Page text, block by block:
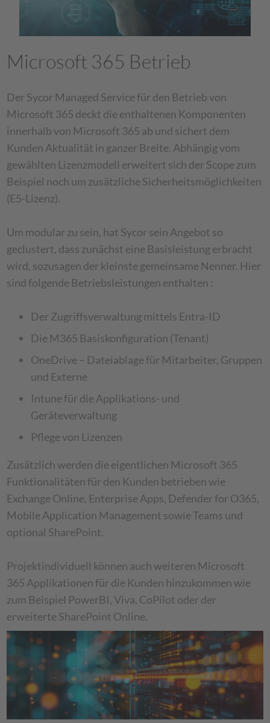
Microsoft 365 Betrieb
Der Sycor Managed Service für den Betrieb von
Microsoft 365 deckt die enthaltenen Komponenten
innerhalb von Microsoft 365 ab und sichert dem
Kunden Aktualität in ganzer Breite. Abhängig vom
gewählten Lizenzmodell erweitert sich der Scope zum
Beispiel noch um zusätzliche Sicherheitsmöglichkeiten
(E5-Lizenz).
Um modular zu sein, hat Sycor sein Angebot so
geclustert, dass zunächst eine Basisleistung erbracht
wird, sozusagen der kleinste gemeinsame Nenner. Hier
sind folgende Betriebsleistungen enthalten :
Der Zugriffsverwaltung mittels Entra-ID
Die M365 Basiskonfiguration (Tenant)
OneDrive – Dateiablage für Mitarbeiter, Gruppen
und Externe
Intune für die Applikations- und
Geräteverwaltung
Pflege von Lizenzen
Zusätzlich werden die eigentlichen Microsoft 365
Funktionalitäten für den Kunden betrieben wie
Exchange Online, Enterprise Apps, Defender for O365,
Mobile Application Management sowie Teams und
optional SharePoint.
Projektindividuell können auch weiteren Microsoft
365 Applikationen für die Kunden hinzukommen wie
zum Beispiel PowerBI, Viva, CoPilot oder der
erweiterte SharePoint Online.